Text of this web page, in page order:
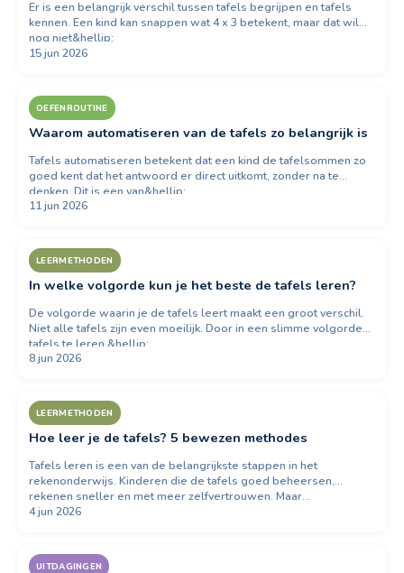
Er is een belangrijk verschil tussen tafels begrijpen en tafels
kennen. Een kind kan snappen wat 4 x 3 betekent, maar dat wil
nog niet&hellip;
15 jun 2026
OEFENROUTINE
Waarom automatiseren van de tafels zo belangrijk is
Tafels automatiseren betekent dat een kind de tafelsommen zo
goed kent dat het antwoord er direct uitkomt, zonder na te
denken. Dit is een van&hellip;
11 jun 2026
LEERMETHODEN
In welke volgorde kun je het beste de tafels leren?
De volgorde waarin je de tafels leert maakt een groot verschil.
Niet alle tafels zijn even moeilijk. Door in een slimme volgorde
tafels te leren,&hellip;
8 jun 2026
LEERMETHODEN
Hoe leer je de tafels? 5 bewezen methodes
Tafels leren is een van de belangrijkste stappen in het
rekenonderwijs. Kinderen die de tafels goed beheersen,
rekenen sneller en met meer zelfvertrouwen. Maar…
4 jun 2026
UITDAGINGEN